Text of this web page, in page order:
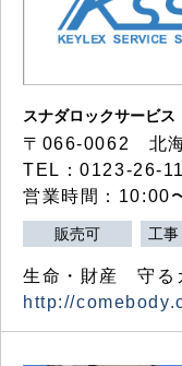
スナダロックサービス
〒066-0062 北
TEL：0123-26-
営業時間：10:00
販売可 工
生命・財産 守る
http://